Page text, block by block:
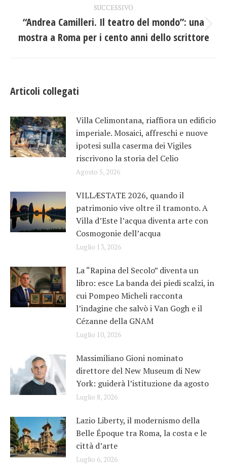
post
SUCCESSIVO
Prossimo
post:
“Andrea Camilleri. Il teatro del mondo”: una
mostra a Roma per i cento anni dello scrittore
Articoli collegati
Villa Celimontana, riaffiora un edificio
imperiale. Mosaici, affreschi e nuove
ipotesi sulla caserma dei Vigiles
riscrivono la storia del Celio
Agosto 5, 2026
VILLÆSTATE 2026, quando il
patrimonio vive oltre il tramonto. A
Villa d’Este l’acqua diventa arte con
Cosmogonie dell’acqua
Luglio 13, 2026
La “Rapina del Secolo” diventa un
libro: esce La banda dei piedi scalzi, in
cui Pompeo Micheli racconta
l’indagine che salvò i Van Gogh e il
Cézanne della GNAM
Luglio 10, 2026
Massimiliano Gioni nominato
direttore del New Museum di New
York: guiderà l’istituzione da agosto
Luglio 8, 2026
Lazio Liberty, il modernismo della
Belle Époque tra Roma, la costa e le
città d’arte
Luglio 6, 2026